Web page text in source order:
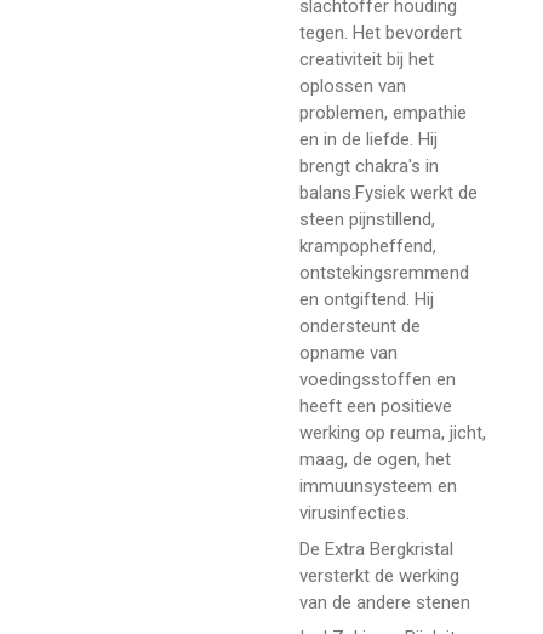
slachtoffer houding
tegen. Het bevordert
creativiteit bij het
oplossen van
problemen, empathie
en in de liefde. Hij
brengt chakra's in
balans.Fysiek werkt de
steen pijnstillend,
krampopheffend,
ontstekingsremmend
en ontgiftend. Hij
ondersteunt de
opname van
voedingsstoffen en
heeft een positieve
werking op reuma, jicht,
maag, de ogen, het
immuunsysteem en
virusinfecties.
De Extra Bergkristal
versterkt de werking
van de andere stenen